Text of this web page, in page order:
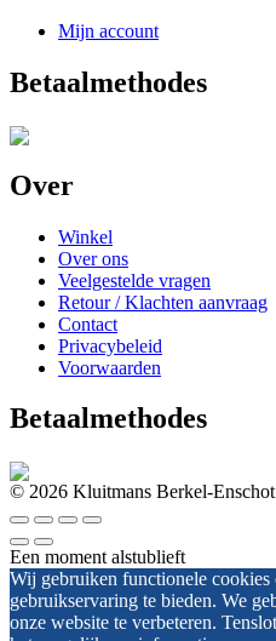
Mijn account
Betaalmethodes
Over
Winkel
Over ons
Veelgestelde vragen
Retour / Klachten aanvraag
Contact
Privacybeleid
Voorwaarden
Betaalmethodes
© 2026 Kluitmans Berkel-Enschot
Een moment alstublieft
Wij gebruiken functionele cookies
gebruikservaring te bieden. We
onze website te verbeteren.